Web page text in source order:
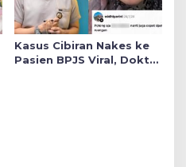
Kasus Cibiran Nakes ke
Pasien BPJS Viral, Dokter